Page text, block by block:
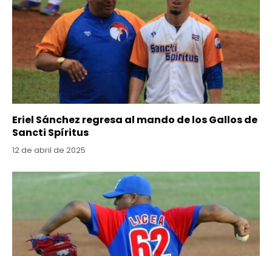
Eriel Sánchez regresa al mando de los Gallos de
Sancti Spíritus
12 de abril de 2025